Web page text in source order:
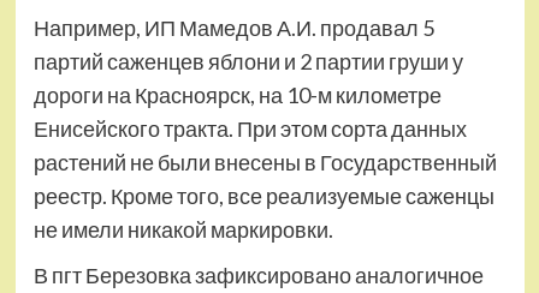
Например, ИП Мамедов А.И. продавал 5
партий саженцев яблони и 2 партии груши у
дороги на Красноярск, на 10-м километре
Енисейского тракта. При этом сорта данных
растений не были внесены в Государственный
реестр. Кроме того, все реализуемые саженцы
не имели никакой маркировки.
В пгт Березовка зафиксировано аналогичное